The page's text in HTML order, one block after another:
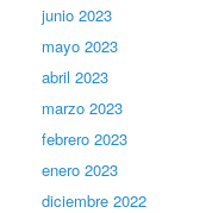
junio 2023
mayo 2023
abril 2023
marzo 2023
febrero 2023
enero 2023
diciembre 2022